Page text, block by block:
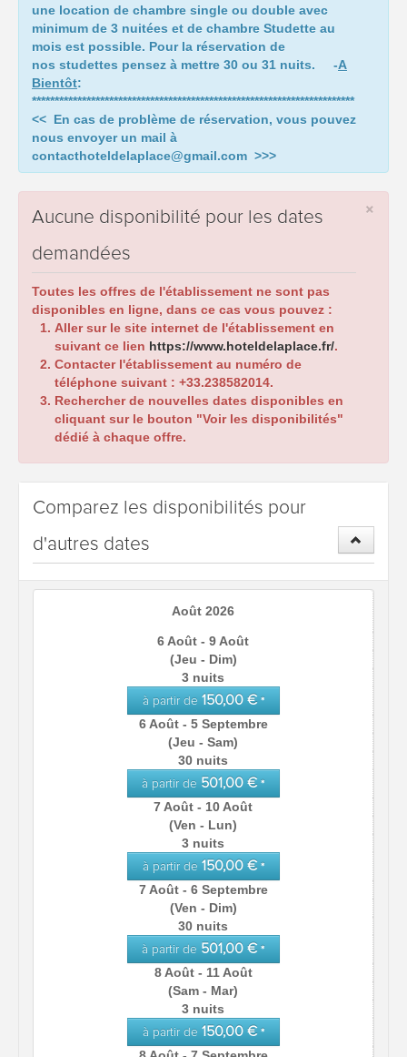
une location de chambre single ou double avec
minimum de 3 nuitées et de chambre Studette au
mois est possible. Pour la réservation de
nos studettes pensez à mettre 30 ou 31 nuits. -A
Bientôt:
***********************************************************************
<< En cas de problème de réservation, vous pouvez
nous envoyer un mail à
contacthoteldelaplace@gmail.com >>>
×
Aucune disponibilité pour les dates
demandées
Toutes les offres de l'établissement ne sont pas
disponibles en ligne, dans ce cas vous pouvez :
Aller sur le site internet de l'établissement en
suivant ce lien https://www.hoteldelaplace.fr/.
Contacter l'établissement au numéro de
téléphone suivant : +33.238582014.
Rechercher de nouvelles dates disponibles en
cliquant sur le bouton "Voir les disponibilités"
dédié à chaque offre.
Comparez les disponibilités pour
d'autres dates
Août 2026
6 Août - 9 Août
(Jeu - Dim)
3 nuits
à partir de 150,00 € *
6 Août - 5 Septembre
(Jeu - Sam)
30 nuits
à partir de 501,00 € *
7 Août - 10 Août
(Ven - Lun)
3 nuits
à partir de 150,00 € *
7 Août - 6 Septembre
(Ven - Dim)
30 nuits
à partir de 501,00 € *
8 Août - 11 Août
(Sam - Mar)
3 nuits
à partir de 150,00 € *